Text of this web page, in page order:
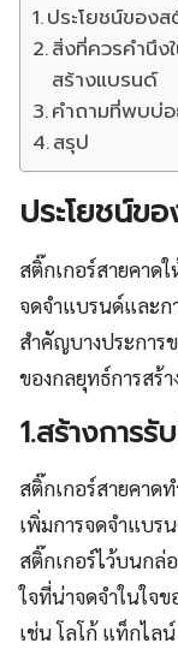
ประโยชน์ของ
สิ่งที่ควรคำนึง
สร้างแบรนด์
คำถามที่พบบ่
สรุป
ประโยชน์ข
สติ๊กเกอร์สายคาด
จดจำแบรนด์และก
สำคัญบางประการ
ของกลยุทธ์การสร้
1.สร้างการ
สติ๊กเกอร์สายคาด
เพิ่มการจดจำแบร
สติ๊กเกอร์ไว้บนกล่
ใจที่น่าจดจำในใจ
เช่น โลโก้ แท็กไ